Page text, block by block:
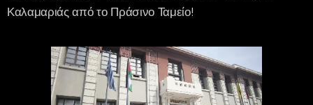
Καλαμαριάς από το Πράσινο Ταμείο!